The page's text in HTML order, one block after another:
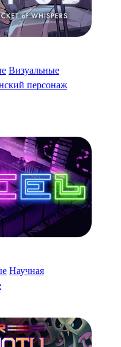
Визуальные
персонаж
Научная